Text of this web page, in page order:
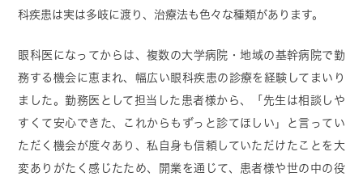
科疾患は実は多岐に渡り、治療法も色々な種類があります。
眼科医になってからは、複数の大学病院・地域の基幹病院で勤
務する機会に恵まれ、幅広い眼科疾患の診療を経験してまいり
ました。勤務医として担当した患者様から、「先生は相談しや
すくて安心できた、これからもずっと診てほしい」と言ってい
ただく機会が度々あり、私自身も信頼していただけたことを大
変ありがたく感じたため、開業を通じて、患者様や世の中の役